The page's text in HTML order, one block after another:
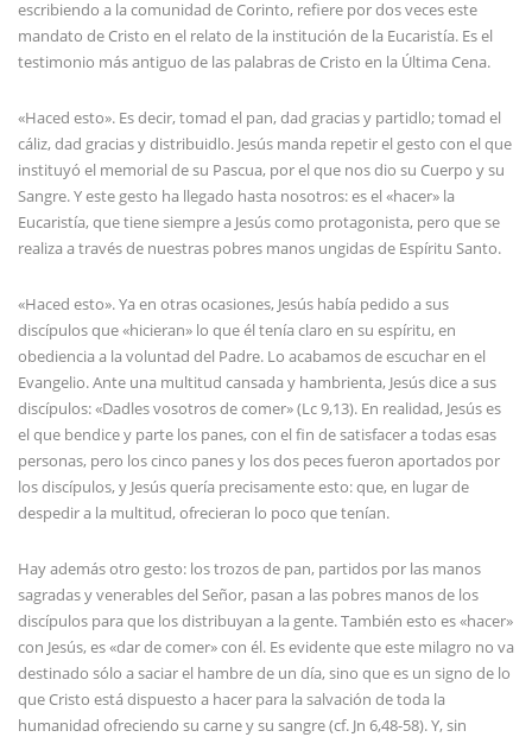
escribiendo a la comunidad de Corinto, refiere por dos veces este
mandato de Cristo en el relato de la institución de la Eucaristía. Es el
testimonio más antiguo de las palabras de Cristo en la Última Cena.
«Haced esto». Es decir, tomad el pan, dad gracias y partidlo; tomad el
cáliz, dad gracias y distribuidlo. Jesús manda repetir el gesto con el que
instituyó el memorial de su Pascua, por el que nos dio su Cuerpo y su
Sangre. Y este gesto ha llegado hasta nosotros: es el «hacer» la
Eucaristía, que tiene siempre a Jesús como protagonista, pero que se
realiza a través de nuestras pobres manos ungidas de Espíritu Santo.
«Haced esto». Ya en otras ocasiones, Jesús había pedido a sus
discípulos que «hicieran» lo que él tenía claro en su espíritu, en
obediencia a la voluntad del Padre. Lo acabamos de escuchar en el
Evangelio. Ante una multitud cansada y hambrienta, Jesús dice a sus
discípulos: «Dadles vosotros de comer» (Lc 9,13). En realidad, Jesús es
el que bendice y parte los panes, con el fin de satisfacer a todas esas
personas, pero los cinco panes y los dos peces fueron aportados por
los discípulos, y Jesús quería precisamente esto: que, en lugar de
despedir a la multitud, ofrecieran lo poco que tenían.
Hay además otro gesto: los trozos de pan, partidos por las manos
sagradas y venerables del Señor, pasan a las pobres manos de los
discípulos para que los distribuyan a la gente. También esto es «hacer»
con Jesús, es «dar de comer» con él. Es evidente que este milagro no va
destinado sólo a saciar el hambre de un día, sino que es un signo de lo
que Cristo está dispuesto a hacer para la salvación de toda la
humanidad ofreciendo su carne y su sangre (cf. Jn 6,48-58). Y, sin